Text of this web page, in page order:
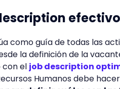
efectivo
como guía de todas las
la definición de la
con el job description
Humanos debe